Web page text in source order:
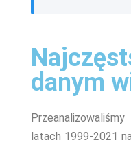
danym
Przeanalizowaliśmy
latach 1999-2021